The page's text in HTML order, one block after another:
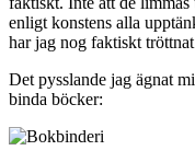
enligt konstens alla
har jag nog faktiskt
Det pysslande jag ägnat
binda böcker: